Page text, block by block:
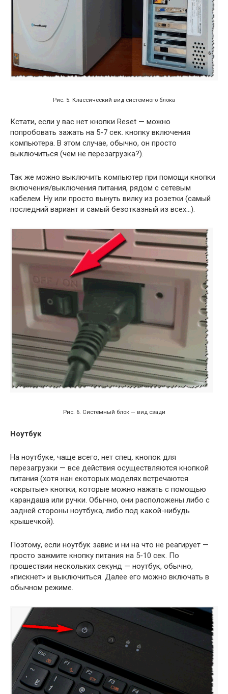
Рис. 5. Классический вид системного блока
Кстати, если у вас нет кнопки Reset — можно
попробовать зажать на 5-7 сек. кнопку включения
компьютера. В этом случае, обычно, он просто
выключиться (чем не перезагрузка?).
Так же можно выключить компьютер при помощи кнопки
включения/выключения питания, рядом с сетевым
кабелем. Ну или просто вынуть вилку из розетки (самый
последний вариант и самый безотказный из всех…).
Рис. 6. Системный блок — вид сзади
Ноутбук
На ноутбуке, чаще всего, нет спец. кнопок для
перезагрузки — все действия осуществляются кнопкой
питания (хотя нан екоторых моделях встречаются
«скрытые» кнопки, которые можно нажать с помощью
карандаша или ручки. Обычно, они расположены либо с
задней стороны ноутбука, либо под какой-нибудь
крышечкой).
Поэтому, если ноутбук завис и ни на что не реагирует —
просто зажмите кнопку питания на 5-10 сек. По
прошествии нескольких секунд — ноутбук, обычно,
«пискнет» и выключиться. Далее его можно включать в
обычном режиме.